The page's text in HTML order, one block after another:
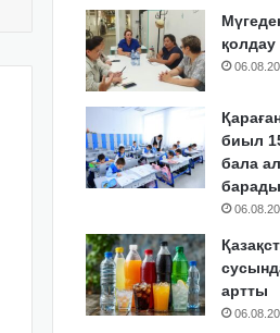
қолдау
биыл
бала
барады
артты